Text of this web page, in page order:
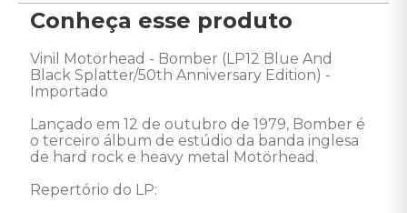
Conheça esse produto
Vinil Motörhead - Bomber (LP12 Blue And
Black Splatter/50th Anniversary Edition) -
Importado
Lançado em 12 de outubro de 1979, Bomber é
o terceiro álbum de estúdio da banda inglesa
de hard rock e heavy metal Motörhead.
Repertório do LP: